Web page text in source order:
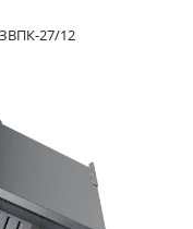
27/12